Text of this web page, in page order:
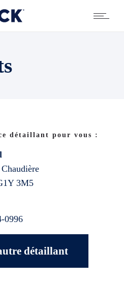
détaillant pour vous :
3M5
0996
détaillant